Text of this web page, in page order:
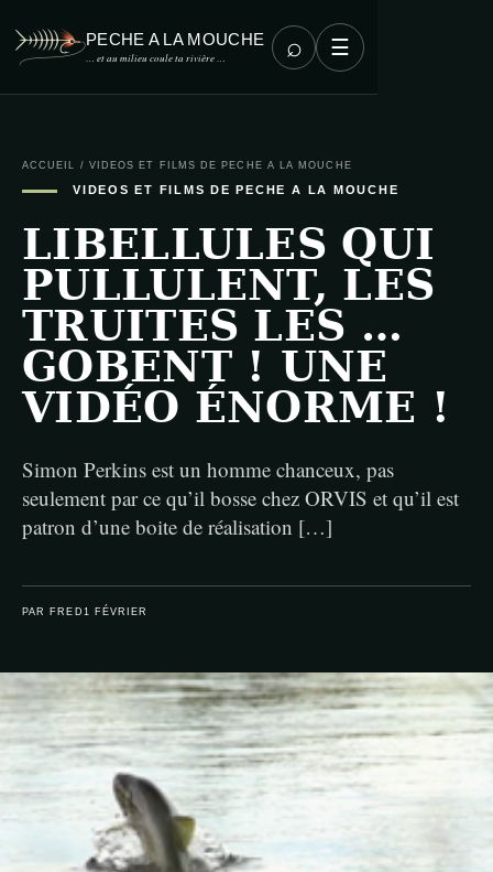
PECHE A LA MOUCHE
… et au milieu coule ta rivière … ⌕ ☰
ACCUEIL / VIDEOS ET FILMS DE PECHE A LA MOUCHE
VIDEOS ET FILMS DE PECHE A LA MOUCHE
LIBELLULES QUI
PULLULENT, LES
TRUITES LES …
GOBENT ! UNE
VIDÉO ÉNORME !
Simon Perkins est un homme chanceux, pas
seulement par ce qu’il bosse chez ORVIS et qu’il est
patron d’une boite de réalisation […]
PAR FRED 1 FÉVRIER